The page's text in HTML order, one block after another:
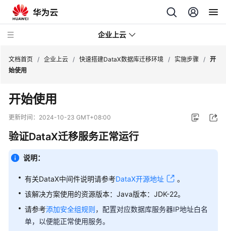
企业上云
SAP
监
控
CDN
下
载
速
数
文档首页 / 企业上云 / 快速搭建DataX数据库迁移环境 / 实施步骤 / 开
始使用
开始使用
更新时间： 2024-10-23 GMT+08:00
验证DataX迁移服务正常运行
说明：
有关DataX中间件说明请参考DataX开源地址
。
该解决方案使用的资源版本：Java版本：JDK-22。
请参考添加安全组规则，配置对应数据库服务器IP地址白名
单，以便能正常使用服务。